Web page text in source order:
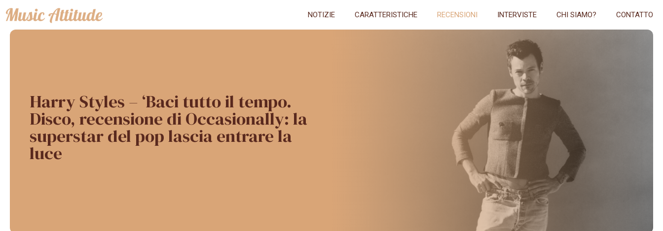
Vai
al
contenuto
NOTIZIE CARATTERISTICHE RECENSIONI INTERVISTE CHI SIAMO? CONTATTO
Harry Styles – ‘Baci tutto il tempo.
Disco, recensione di Occasionally: la
superstar del pop lascia entrare la
luce